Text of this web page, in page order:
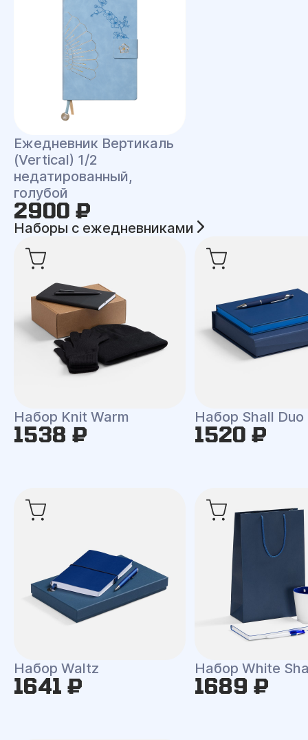
Ежедневник Вертикаль
(Vertical) 1/2
недатированный,
голубой
2900 ₽
Наборы с ежедневниками
Набор Knit Warm
1538 ₽
Набор Shall Duo
1520 ₽
Набор Waltz
1641 ₽
Набор White
1689 ₽